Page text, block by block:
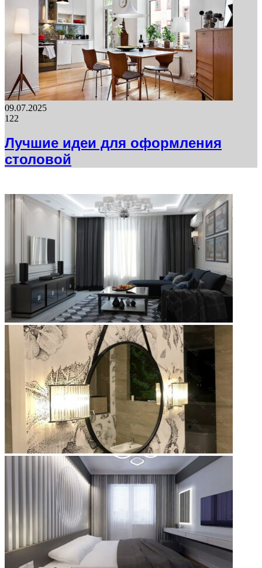
09.07.2025
122
Лучшие идеи для оформления
столовой